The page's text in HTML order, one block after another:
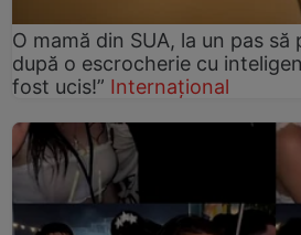
O mamă din SUA, la un pas
după o escrocherie cu
fost ucis!” Internațional